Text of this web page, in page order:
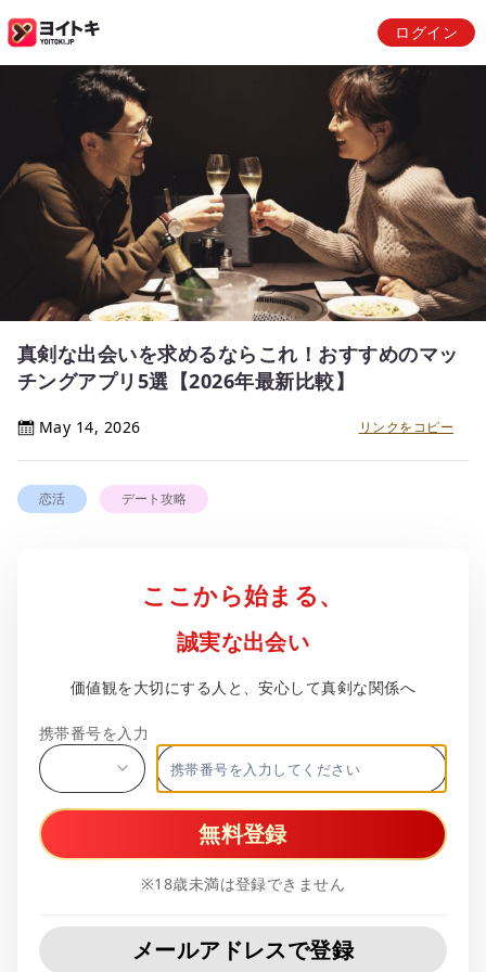
ログイン
真剣な出会いを求めるならこれ！おすすめのマッ
チングアプリ5選【2026年最新比較】
May 14, 2026 リンクをコピー
恋活 デート攻略
ここから始まる、
誠実な出会い
価値観を大切にする人と、安心して真剣な関係へ
携帯番号を入力
無料登録
※18歳未満は登録できません
メールアドレスで登録